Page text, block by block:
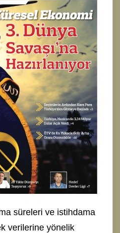
süreleri ve istihdama
verilerine yönelik